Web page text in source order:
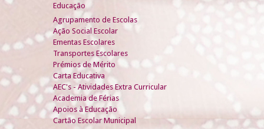
Educação
Agrupamento de Escolas
Ação Social Escolar
Ementas Escolares
Transportes Escolares
Prémios de Mérito
Carta Educativa
AEC's - Atividades Extra Curricular
Academia de Férias
Apoios à Educação
Cartão Escolar Municipal